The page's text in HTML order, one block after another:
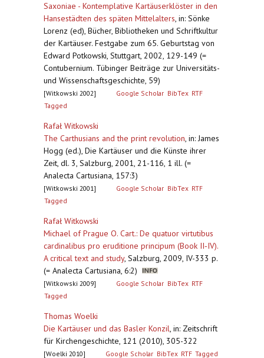
Saxoniae - Kontemplative Kartäuserklöster in den
Hansestädten des späten Mittelalters, in: Sönke
Lorenz (ed), Bücher, Bibliotheken und Schriftkultur
der Kartäuser. Festgabe zum 65. Geburtstag von
Edward Potkowski, Stuttgart, 2002, 129-149 (=
Contubernium. Tübinger Beiträge zur Universitäts-
und Wissenschaftsgeschichte, 59)
[Witkowski 2002] Google Scholar BibTex RTF
Tagged
Rafał Witkowski
The Carthusians and the print revolution, in: James
Hogg (ed.), Die Kartäuser und die Künste ihrer
Zeit, dl. 3, Salzburg, 2001, 21-116, 1 ill. (=
Analecta Cartusiana, 157:3)
[Witkowski 2001] Google Scholar BibTex RTF
Tagged
Rafał Witkowski
Michael of Prague O. Cart.: De quatuor virtutibus
cardinalibus pro eruditione principum (Book II‐IV).
A critical text and study, Salzburg, 2009, IV-333 p.
(= Analecta Cartusiana, 6:2)
[Witkowski 2009] Google Scholar BibTex RTF
Tagged
Thomas Woelki
Die Kartäuser und das Basler Konzil, in: Zeitschrift
für Kirchengeschichte, 121 (2010), 305-322
[Woelki 2010] Google Scholar BibTex RTF Tagged